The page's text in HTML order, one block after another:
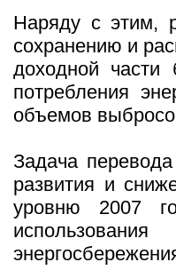
Наряду с этим,
сохранению и
доходной части
потребления
объемов
Задача
развития и
уровню 2007